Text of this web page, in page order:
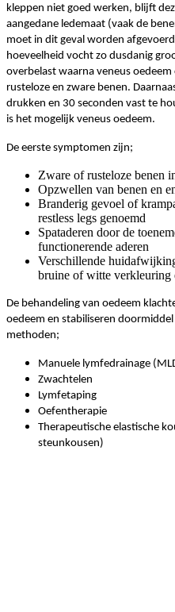
kleppen niet goed werken, blijft
aangedane ledemaat (vaak de
moet in dit geval worden
hoeveelheid vocht zo dusdanig
overbelast waarna veneus
rusteloze en zware benen.
drukken en 30 seconden vast te
is het mogelijk veneus oedeem.
De eerste symptomen zijn;
Zware of rusteloze benen
Opzwellen van benen en
Branderig gevoel of
restless legs genoemd
Spataderen door de
functionerende aderen
Verschillende
bruine of witte verkleuring
De behandeling van oedeem
oedeem en stabiliseren
methoden;
Manuele lymfedrainage
Zwachtelen
Lymfetaping
Oefentherapie
Therapeutische elastische
steunkousen)